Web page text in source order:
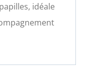
idéale